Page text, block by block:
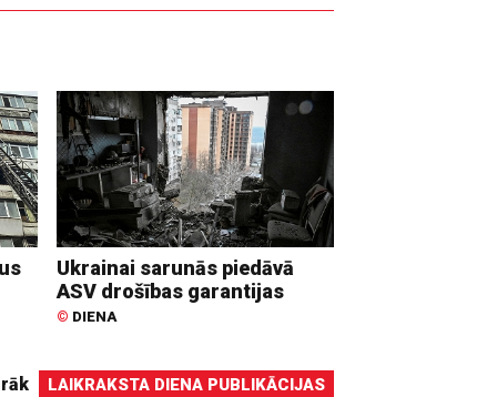
Ukrainai sarunās piedāvā
ASV drošības garantijas
© DIENA
LAIKRAKSTA DIENA PUBLIKĀCIJAS